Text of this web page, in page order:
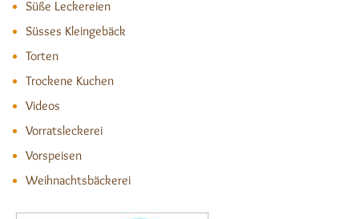
Süße Leckereien
Süsses Kleingebäck
Torten
Trockene Kuchen
Videos
Vorratsleckerei
Vorspeisen
Weihnachtsbäckerei